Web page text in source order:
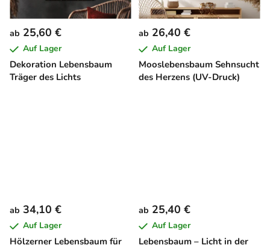
Dekoration Lebensbaum
Träger des Lichts
ab 25,60 €
Auf Lager
Mooslebensbaum Sehnsucht
des Herzens (UV-Druck)
ab 26,40 €
Auf Lager
Hölzerner Lebensbaum für
ab 34,10 €
Auf Lager
Lebensbaum – Licht in der
ab 25,40 €
Auf Lager